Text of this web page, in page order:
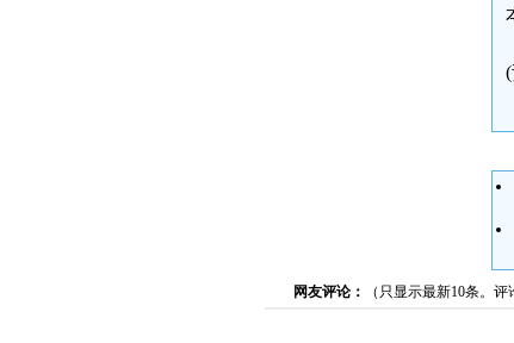
网友评论： （只显示最新10条。